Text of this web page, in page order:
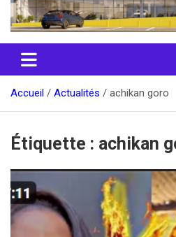
Accueil Actualités achikan goro
Étiquette : achikan